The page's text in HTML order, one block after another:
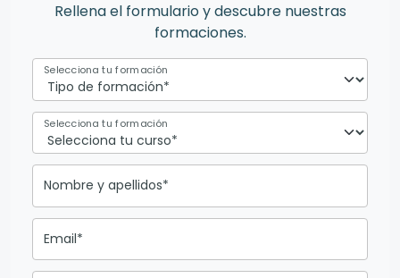
Rellena el formulario y descubre nuestras
formaciones.
Selecciona tu formación
Selecciona tu formación
Nombre y apellidos*
Email*